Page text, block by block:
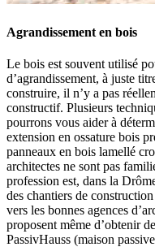
Agrandissement en bois
Le bois est souvent utilisé
d’agrandissement, à juste
construire, il n’y a pas
constructif. Plusieurs
pourrons vous aider à
extension en ossature bois
panneaux en bois lamellé
architectes ne sont pas
profession est, dans la
des chantiers de
vers les bonnes agences
proposent même d’obtenir
PassivHauss (maison